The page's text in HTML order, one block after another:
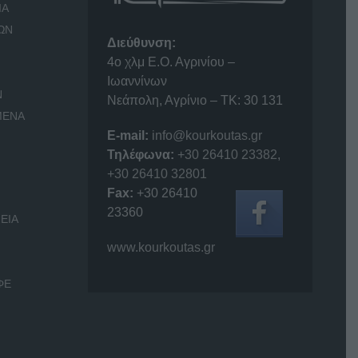
Διεύθυνση:
4o χλμ Ε.Ο. Αγρινίου –
Ιωαννίνων
Νεάπολη, Αγρίνιο – ΤΚ: 30 131
E-mail: info@kourkoutas.gr
Τηλέφωνα: +30 26410 23382,
+30 26410 32801
Fax: +30 26410
23360
www.kourkoutas.gr